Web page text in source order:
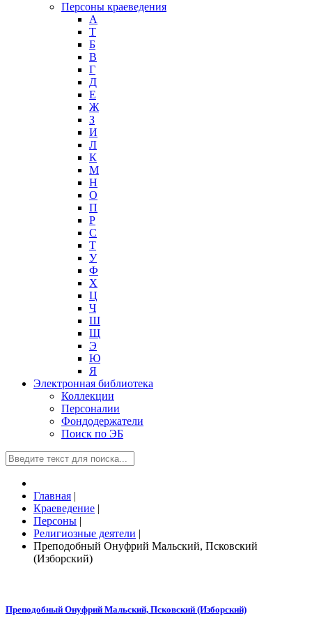
Персоны краеведения
А
T
Б
В
Г
Д
Е
Ж
З
И
Л
К
М
Н
О
П
Р
С
Т
У
Ф
Х
Ц
Ч
Ш
Щ
Э
Ю
Я
Электронная библиотека
Коллекции
Персоналии
Фондодержатели
Поиск по ЭБ
Главная |
Краеведение |
Персоны |
Религиозные деятели |
Преподобный Онуфрий Мальский, Псковский
(Изборский)
Преподобный Онуфрий Мальский, Псковский (Изборский)